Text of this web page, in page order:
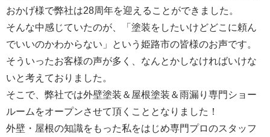
おかげ様で弊社は28周年を迎えることができました。
そんな中感じていたのが、「塗装をしたいけどどこに頼ん
でいいのかわからない」という姫路市の皆様のお声です。
そういったお客様の声が多く、なんとかしなければいけな
いと考えておりました。
そこで、弊社では外壁塗装＆屋根塗装＆雨漏り専門ショー
ルームをオープンさせて頂くこととなりました！
外壁・屋根の知識をもった私をはじめ専門プロのスタッフ